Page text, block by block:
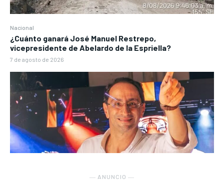
Nacional
¿Cuánto ganará José Manuel Restrepo,
vicepresidente de Abelardo de la Espriella?
7 de agosto de 2026
― ANUNCIO ―